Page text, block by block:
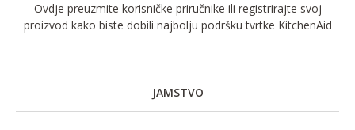
Ovdje preuzmite korisničke priručnike ili registrirajte svoj
proizvod kako biste dobili najbolju podršku tvrtke KitchenAid
JAMSTVO